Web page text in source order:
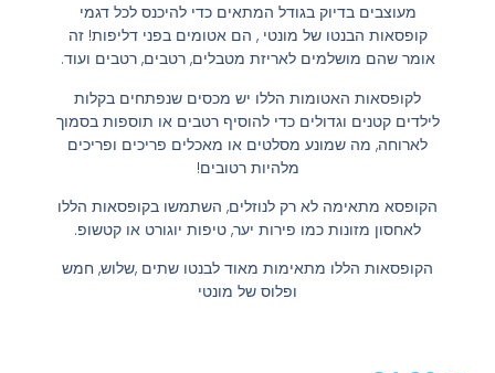
מעוצבים בדיוק בגודל המתאים כדי להיכנס לכל דגמי
קופסאות הבנטו של מונטי , הם אטומים בפני דליפות! זה
אומר שהם מושלמים לאריזת מטבלים, רטבים, רטבים ועוד.
לקופסאות האטומות הללו יש מכסים שנפתחים בקלות
לילדים קטנים וגדולים כדי להוסיף רטבים או תוספות בסמוך
לארוחה, מה שמונע מסלטים או מאכלים פריכים ופריכים
מלהיות רטובים!
הקופסא מתאימה לא רק לנוזלים, השתמשו בקופסאות הללו
לאחסון מזונות כמו פירות יער, טיפות יוגורט או קטשופ.
הקופסאות הללו מתאימות מאוד לבנטו שתים ,שלוש, חמש
ופלוס של מונטי